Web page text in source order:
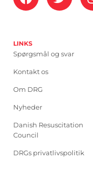
LINKS
Spørgsmål og svar
Kontakt os
Om DRG
Nyheder
Danish Resuscitation
Council
DRGs privatlivspolitik